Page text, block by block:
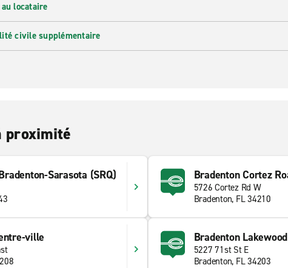
locataire
civile supplémentaire
proximité
Sarasota (SRQ) Bradenton Cortez
5726 Cortez Rd W
Bradenton, FL 34210
ville Bradenton
5227 71st St E
Bradenton, FL 34203